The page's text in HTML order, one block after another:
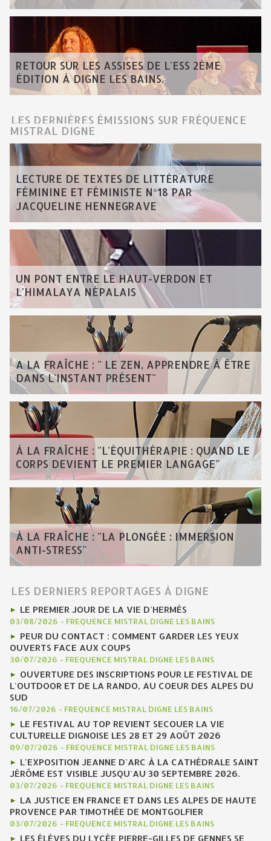
RETOUR SUR LES ASSISES DE L'ESS 2ÈME
ÉDITION À DIGNE LES BAINS.
LES DERNIÈRES ÉMISSIONS SUR FRÉQUENCE
MISTRAL DIGNE
LECTURE DE TEXTES DE LITTÉRATURE
FÉMININE ET FÉMINISTE N°18 PAR
JACQUELINE HENNEGRAVE
UN PONT ENTRE LE HAUT-VERDON ET
L'HIMALAYA NÉPALAIS
A LA FRAÎCHE : " LE ZEN, APPRENDRE À ÊTRE
DANS L'INSTANT PRÉSENT"
À LA FRAÎCHE : "L'ÉQUITHÉRAPIE : QUAND LE
CORPS DEVIENT LE PREMIER LANGAGE"
À LA FRAÎCHE : "LA PLONGÉE : IMMERSION
ANTI-STRESS"
LES DERNIERS REPORTAGES À DIGNE
LE PREMIER JOUR DE LA VIE D'HERMÈS
03/08/2026 - FREQUENCE MISTRAL DIGNE LES BAINS
PEUR DU CONTACT : COMMENT GARDER LES YEUX
OUVERTS FACE AUX COUPS
30/07/2026 - FREQUENCE MISTRAL DIGNE LES BAINS
OUVERTURE DES INSCRIPTIONS POUR LE FESTIVAL DE
L'OUTDOOR ET DE LA RANDO, AU COEUR DES ALPES DU
SUD
16/07/2026 - FREQUENCE MISTRAL DIGNE LES BAINS
LE FESTIVAL AU TOP REVIENT SECOUER LA VIE
CULTURELLE DIGNOISE LES 28 ET 29 AOÛT 2026
09/07/2026 - FREQUENCE MISTRAL DIGNE LES BAINS
L'EXPOSITION JEANNE D'ARC À LA CATHÉDRALE SAINT
JÉRÔME EST VISIBLE JUSQU'AU 30 SEPTEMBRE 2026.
03/07/2026 - FREQUENCE MISTRAL DIGNE LES BAINS
LA JUSTICE EN FRANCE ET DANS LES ALPES DE HAUTE
PROVENCE PAR TIMOTHÉE DE MONTGOLFIER
03/07/2026 - FREQUENCE MISTRAL DIGNE LES BAINS
LES ÉLÈVES DU LYCÉE PIERRE-GILLES DE GENNES SE